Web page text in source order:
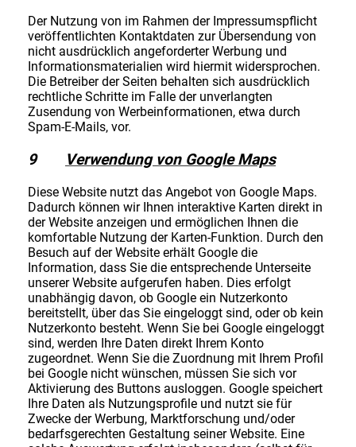
Der Nutzung von im Rahmen der Impressumspflicht
veröffentlichten Kontaktdaten zur Übersendung von
nicht ausdrücklich angeforderter Werbung und
Informationsmaterialien wird hiermit widersprochen.
Die Betreiber der Seiten behalten sich ausdrücklich
rechtliche Schritte im Falle der unverlangten
Zusendung von Werbeinformationen, etwa durch
Spam-E-Mails, vor.
9 Verwendung von Google Maps
Diese Website nutzt das Angebot von Google Maps.
Dadurch können wir Ihnen interaktive Karten direkt in
der Website anzeigen und ermöglichen Ihnen die
komfortable Nutzung der Karten-Funktion. Durch den
Besuch auf der Website erhält Google die
Information, dass Sie die entsprechende Unterseite
unserer Website aufgerufen haben. Dies erfolgt
unabhängig davon, ob Google ein Nutzerkonto
bereitstellt, über das Sie eingeloggt sind, oder ob kein
Nutzerkonto besteht. Wenn Sie bei Google eingeloggt
sind, werden Ihre Daten direkt Ihrem Konto
zugeordnet. Wenn Sie die Zuordnung mit Ihrem Profil
bei Google nicht wünschen, müssen Sie sich vor
Aktivierung des Buttons ausloggen. Google speichert
Ihre Daten als Nutzungsprofile und nutzt sie für
Zwecke der Werbung, Marktforschung und/oder
bedarfsgerechten Gestaltung seiner Website. Eine